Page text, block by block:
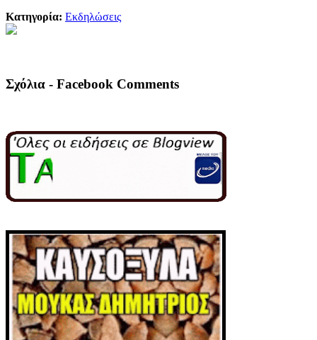
Κατηγορία: Εκδηλώσεις
Σχόλια - Facebook Comments